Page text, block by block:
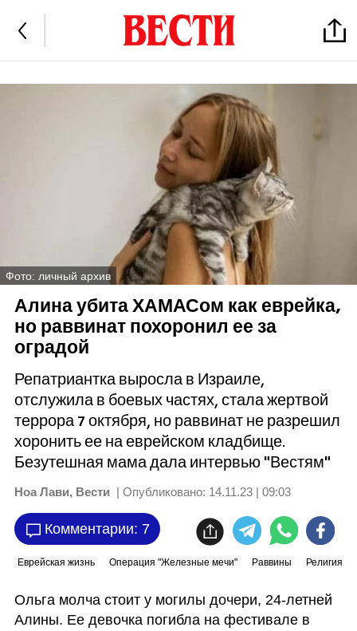
Фото: личный архив
Алина убита ХАМАСом как еврейка,
но раввинат похоронил ее за
оградой
Репатриантка выросла в Израиле,
отслужила в боевых частях, стала жертвой
террора 7 октября, но раввинат не разрешил
хоронить ее на еврейском кладбище.
Безутешная мама дала интервью "Вестям"
Ноа Лави, Вести | Опубликовано: 14.11.23 | 09:03
Комментарии: 7
Еврейская жизнь Операция "Железные мечи" Раввины Религия
Ольга молча стоит у могилы дочери, 24-летней
Алины. Ее девочка погибла на фестивале в